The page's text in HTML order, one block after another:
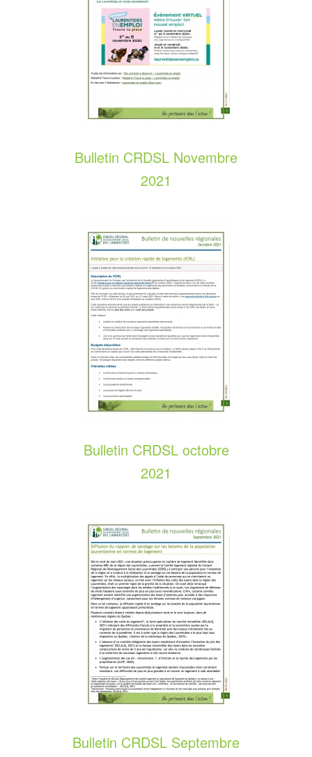
Bulletin CRDSL Novembre
2021
Bulletin CRDSL octobre
2021
Bulletin CRDSL Septembre